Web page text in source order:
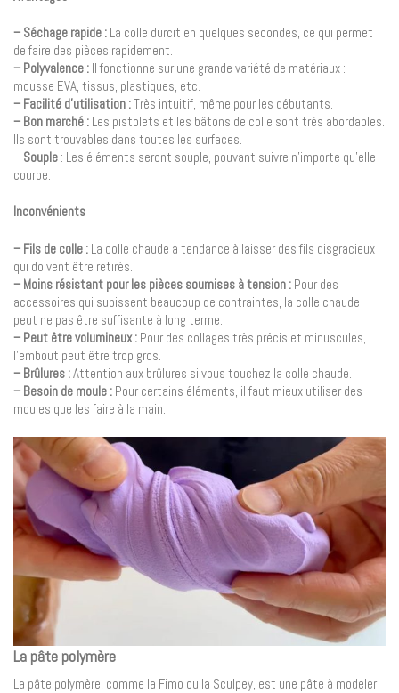
– Séchage rapide : La colle durcit en quelques secondes, ce qui permet
de faire des pièces rapidement.
– Polyvalence : Il fonctionne sur une grande variété de matériaux :
mousse EVA, tissus, plastiques, etc.
– Facilité d’utilisation :Très intuitif, même pour les débutants.
– Bon marché : Les pistolets et les bâtons de colle sont très abordables.
Ils sont trouvables dans toutes les surfaces.
– Souple : Les éléments seront souple, pouvant suivre n’importe qu’elle
courbe.
Inconvénients
– Fils de colle : La colle chaude a tendance à laisser des fils disgracieux
qui doivent être retirés.
– Moins résistant pour les pièces soumises à tension : Pour des
accessoires qui subissent beaucoup de contraintes, la colle chaude
peut ne pas être suffisante à long terme.
– Peut être volumineux : Pour des collages très précis et minuscules,
l’embout peut être trop gros.
– Brûlures :Attention aux brûlures si vous touchez la colle chaude.
– Besoin de moule : Pour certains éléments, il faut mieux utiliser des
moules que les faire à la main.
La pâte polymère
La pâte polymère, comme la Fimo ou la Sculpey, est une pâte à modeler